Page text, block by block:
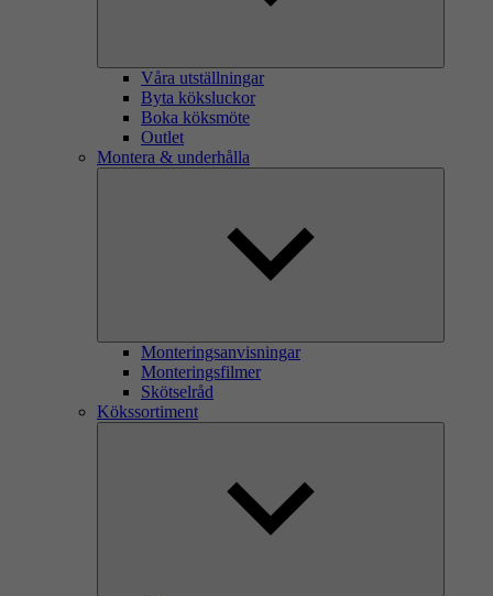
Våra utställningar
Byta köksluckor
Boka köksmöte
Outlet
Montera & underhålla
Monteringsanvisningar
Monteringsfilmer
Skötselråd
Kökssortiment